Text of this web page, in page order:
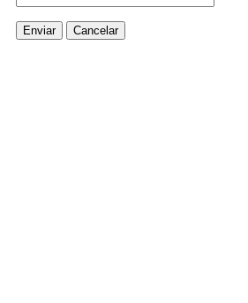
Enviar Cancelar